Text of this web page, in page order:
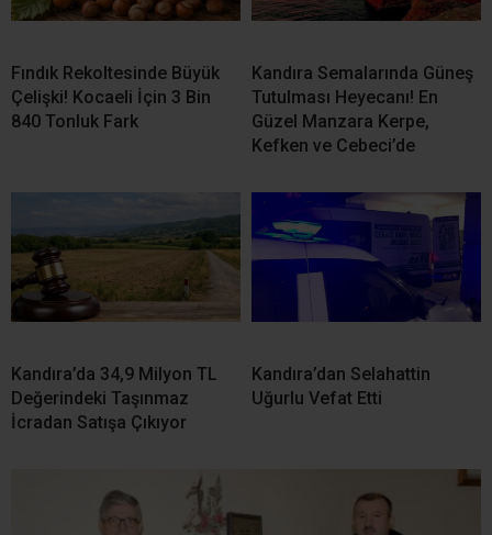
Fındık Rekoltesinde Büyük
Çelişki! Kocaeli İçin 3 Bin
840 Tonluk Fark
Kandıra Semalarında Güneş
Tutulması Heyecanı! En
Güzel Manzara Kerpe,
Kefken ve Cebeci’de
Kandıra’da 34,9 Milyon TL
Değerindeki Taşınmaz
İcradan Satışa Çıkıyor
Kandıra’dan Selahattin
Uğurlu Vefat Etti